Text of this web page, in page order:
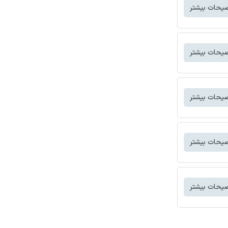
بیشتر
بیشتر
بیشتر
بیشتر
بیشتر